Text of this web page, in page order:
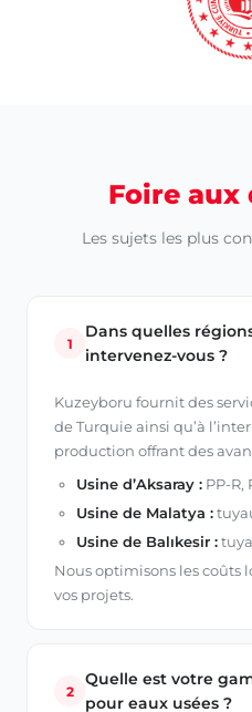
Foire aux
Les sujets les plus
1
Dans quelles
intervenez-vous ?
Kuzeyboru fournit des
de Turquie ainsi qu’à
production offrant des
Usine d’Aksaray : PP-R,
Usine de Malatya :
Usine de Balıkesir :
Nous optimisons les coûts
vos projets.
2
Quelle est votre
pour eaux usées ?